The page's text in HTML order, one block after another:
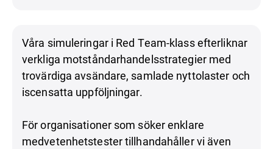
Våra simuleringar i Red Team-klass efterliknar
verkliga motståndarhandelsstrategier med
trovärdiga avsändare, samlade nyttolaster och
iscensatta uppföljningar.
För organisationer som söker enklare
medvetenhetstester tillhandahåller vi även